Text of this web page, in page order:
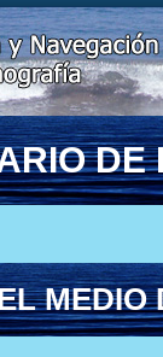
DE
MEDIO